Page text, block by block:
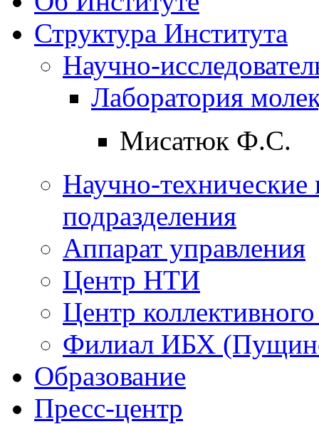
Структура Института
Научно-
Лаборатория
Мисатюк Ф.С.
Научно-технические
подразделения
Аппарат управления
Центр НТИ
Центр
Филиал ИБХ
Образование
Пресс-центр